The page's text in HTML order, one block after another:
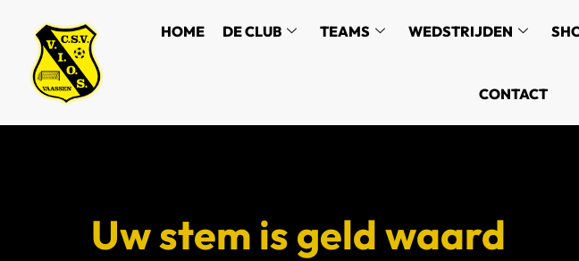
HOME DE CLUB TEAMS WEDSTRIJDEN
CONTACT
Uw stem is geld waard